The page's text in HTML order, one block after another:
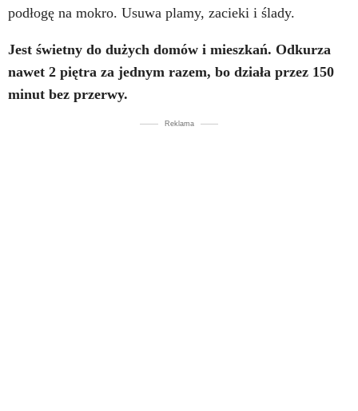
podłogę na mokro. Usuwa plamy, zacieki i ślady.
Jest świetny do dużych domów i mieszkań. Odkurza
nawet 2 piętra za jednym razem, bo działa przez 150
minut bez przerwy.
Reklama